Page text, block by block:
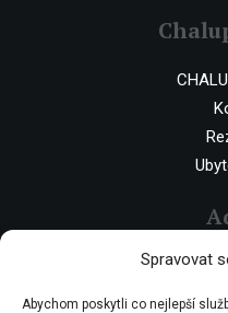
Spravovat
Abychom poskytli co nejlepší
Chalupy:
Kancelář: